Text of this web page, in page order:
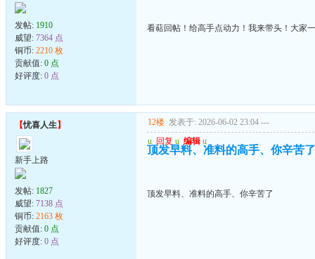
发帖: 1910
威望: 7364 点
铜币: 2210 枚
贡献值: 0 点
好评度: 0 点
看萜回帖！给高手点动力！我来带头！大家
【忧喜人生】
新手上路
发帖: 1827
威望: 7138 点
铜币: 2163 枚
贡献值: 0 点
好评度: 0 点
12楼 发表于: 2026-06-02 23:04 ---
u 回复 u 编辑 u
顶发早料、准料的高手、你辛苦了
顶发早料、准料的高手、你辛苦了